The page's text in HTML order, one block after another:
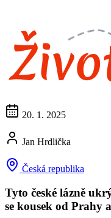
20. 1. 2025
Jan Hrdlička
Česká republika
Tyto české lázně
se kousek od Prahy